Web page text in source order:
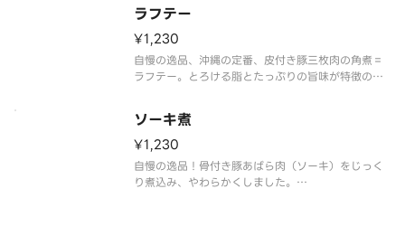
ラフテー
¥1,230
自慢の逸品、沖縄の定番、皮付き豚三枚肉の角煮＝
ラフテー。とろける脂とたっぷりの旨味が特徴の一
ソーキ煮
¥1,230
自慢の逸品！骨付き豚あばら肉（ソーキ）をじっく
り煮込み、やわらかくしました。